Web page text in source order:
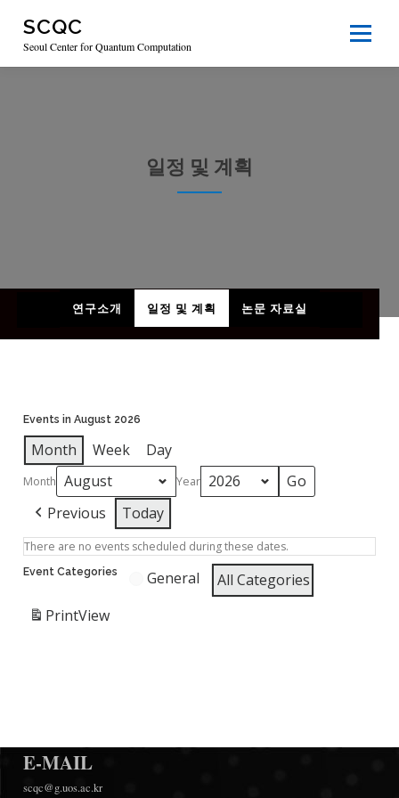
content
SCQC
Seoul Center for Quantum Computation
Menu
강의실 관련 사이트
일정 및 계획
연구소개 일정 및 계획 논문 자료실
Events in August 2026
Month Week Day
Month Year
Previous Today
There are no events scheduled during these dates.
Event Categories General
All Categories
PrintView
E-MAIL
scqc@g.uos.ac.kr